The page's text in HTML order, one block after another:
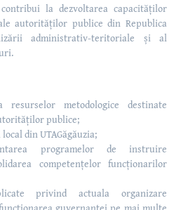
la dezvoltarea capacităților
autorităților publice din Republica
administrativ-teritoriale și al
resurselor metodologice destinate
publice;
din UTAGăgăuzia;
programelor de instruire
competențelor funcționarilor
privind actuala organizare